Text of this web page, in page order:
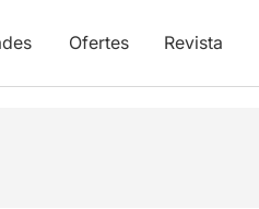
Ofertes Revista